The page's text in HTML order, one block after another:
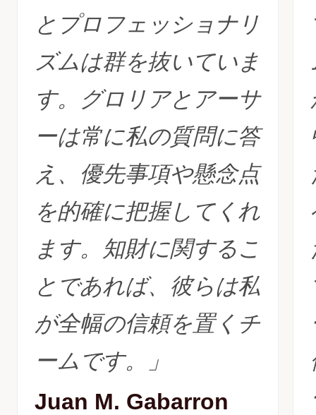
とプロフェッショナリ
ズムは群を抜いていま
す。グロリアとアーサ
ーは常に私の質問に答
え、優先事項や懸念点
を的確に把握してくれ
ます。知財に関するこ
とであれば、彼らは私
が全幅の信頼を置くチ
ームです。」
Juan M. Gabarron